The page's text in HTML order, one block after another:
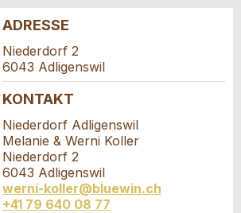
ADRESSE
Niederdorf 2
6043 Adligenswil
KONTAKT
Niederdorf Adligenswil
Melanie & Werni Koller
Niederdorf 2
6043 Adligenswil
werni-koller@bluewin.ch
+41 79 640 08 77